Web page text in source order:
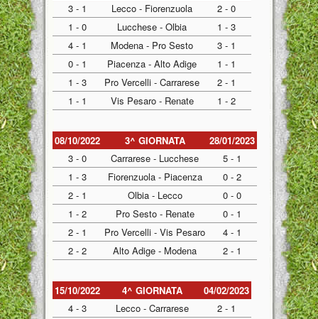
3 - 1
Lecco - Fiorenzuola
2 - 0
1 - 0
Lucchese - Olbia
1 - 3
4 - 1
Modena - Pro Sesto
3 - 1
0 - 1
Piacenza - Alto Adige
1 - 1
1 - 3
Pro Vercelli - Carrarese
2 - 1
1 - 1
Vis Pesaro - Renate 1 - 2
08/10/2022 3^ GIORNATA
28/01/2023
3 - 0
Carrarese - Lucchese
5 - 1
1 - 3
Fiorenzuola - Piacenza
0 - 2
2 - 1
Olbia - Lecco
0 - 0
1 - 2
Pro Sesto - Renate
0 - 1
2 - 1
Pro Vercelli - Vis Pesaro
4 - 1
2 - 2
Alto Adige - Modena 2 - 1
15/10/2022 4^ GIORNATA
04/02/2023
4 - 3
Lecco - Carrarese
2 - 1